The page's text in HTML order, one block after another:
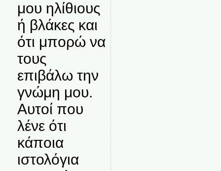
μου ηλίθιους
ή βλάκες και
ότι μπορώ να
τους
επιβάλω την
γνώμη μου.
Αυτοί που
λένε ότι
κάποια
ιστολόγια